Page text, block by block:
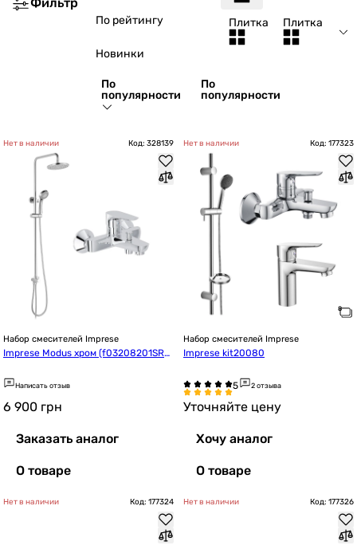
По рейтингу
Новинки
По
популярности
По
популярности
Плитка Плитка
Нет в наличии Код: 328139
Набор смесителей Imprese
Imprese Modus хром (f03208201SR+
Написать отзыв
6 900 грн
Заказать аналог
О товаре
Нет в наличии Код: 177323
Набор смесителей Imprese
Imprese kit20080
2 отзыва
Уточняйте цену
Хочу аналог
О товаре
Нет в наличии Код: 177324 Нет в наличии Код: 177326